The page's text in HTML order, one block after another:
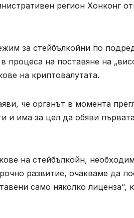
регион Хонконг
за стейбълкойни по
процеса на поставяне на
на криптовалутата.
че органът в момента
и има за цел да обяви
на стейбълкойн,
развитие, очакваме да
само няколко лиценза“,